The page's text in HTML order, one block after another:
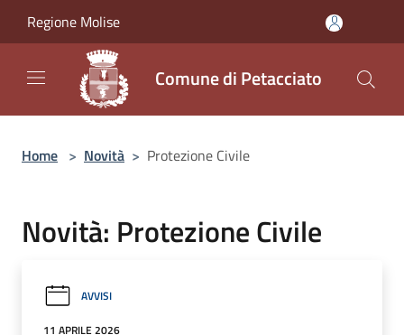
Regione Molise
Comune di Petacciato
Home > Novità > Protezione Civile
Novità: Protezione Civile
AVVISI
11 APRILE 2026